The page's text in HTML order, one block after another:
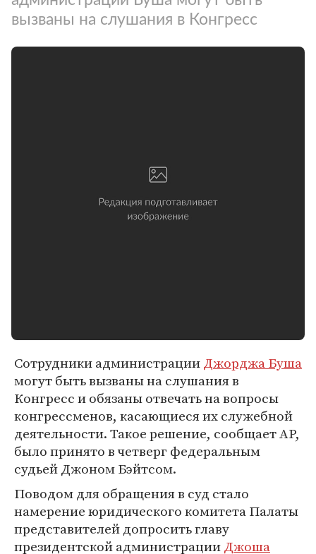
вызваны на слушания в Конгресс
Сотрудники администрацииДжорджа Буша
могут быть вызваны на слушания в
Конгресс и обязаны отвечать на вопросы
конгрессменов, касающиеся их служебной
деятельности. Такое решение, сообщает AP,
было принято в четверг федеральным
судьей Джоном Бэйтсом.
Поводом для обращения в суд стало
намерение юридического комитета Палаты
представителей допросить главу
президентской администрацииДжоша